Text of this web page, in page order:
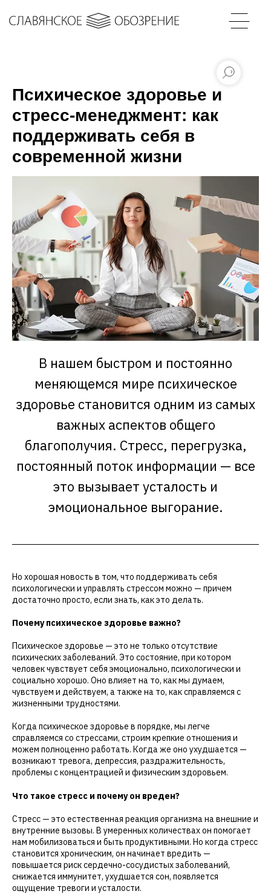
Психическое здоровье и
стресс-менеджмент: как
поддерживать себя в
современной жизни
В нашем быстром и постоянно
меняющемся мире психическое
здоровье становится одним из самых
важных аспектов общего
благополучия. Стресс, перегрузка,
постоянный поток информации — все
это вызывает усталость и
эмоциональное выгорание.
Но хорошая новость в том, что поддерживать себя
психологически и управлять стрессом можно — причем
достаточно просто, если знать, как это делать.
Почему психическое здоровье важно?
Психическое здоровье — это не только отсутствие
психических заболеваний. Это состояние, при котором
человек чувствует себя эмоционально, психологически и
социально хорошо. Оно влияет на то, как мы думаем,
чувствуем и действуем, а также на то, как справляемся с
жизненными трудностями.
Когда психическое здоровье в порядке, мы легче
справляемся со стрессами, строим крепкие отношения и
можем полноценно работать. Когда же оно ухудшается —
возникают тревога, депрессия, раздражительность,
проблемы с концентрацией и физическим здоровьем.
Что такое стресс и почему он вреден?
Стресс — это естественная реакция организма на внешние и
внутренние вызовы. В умеренных количествах он помогает
нам мобилизоваться и быть продуктивными. Но когда стресс
становится хроническим, он начинает вредить —
повышается риск сердечно-сосудистых заболеваний,
снижается иммунитет, ухудшается сон, появляется
ощущение тревоги и усталости.